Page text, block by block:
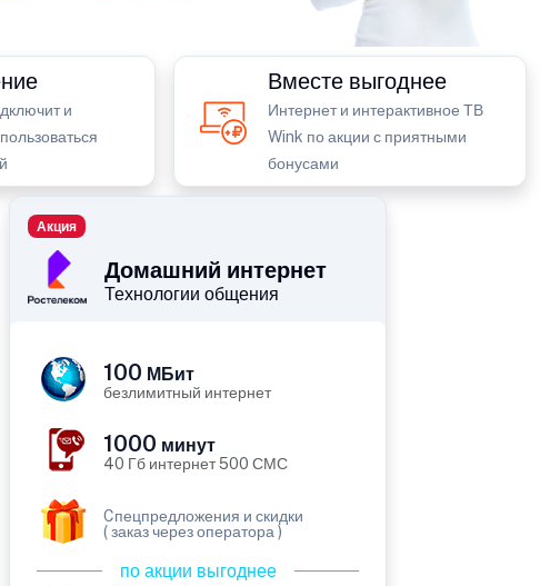
и
Вместе выгоднее
Интернет и интерактивное ТВ
Wink по акции с приятными
бонусами
Домашний интернет
Технологии общения
Акция
100 МБит
безлимитный интернет
1000 минут
40 Гб интернет 500 СМС
Cпецпредложения и скидки
( заказ через оператора )
по акции выгоднее